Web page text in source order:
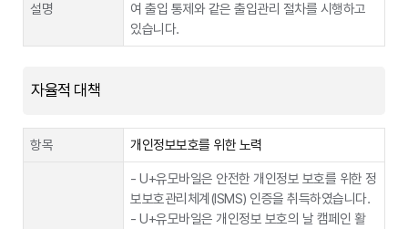
이동의즐거움
제공정보종류
간
요금제 가입 유지에 따른 기간
교보다솜케어
헬스케어 서비스 제공
보안기술 습득 및 개인정보보호 의무에 관해 정기
적인 사내교육을 실시하고 정보보안 카드 뉴스를
배포하고 있습니다.
설명
여 출입 통제와 같은 출입관리 절차를 시행하고
있습니다.
자율적 대책
항목 개인정보보호를 위한 노력
- U+유모바일은 안전한 개인정보 보호를 위한 정
보보호관리체계(ISMS) 인증을 취득하였습니다.
- U+유모바일은 개인정보 보호의 날 캠페인 활